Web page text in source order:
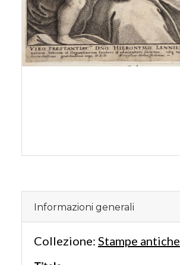
Informazioni generali
Collezione: Stampe antiche